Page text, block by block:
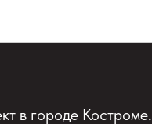
в городе Костроме.